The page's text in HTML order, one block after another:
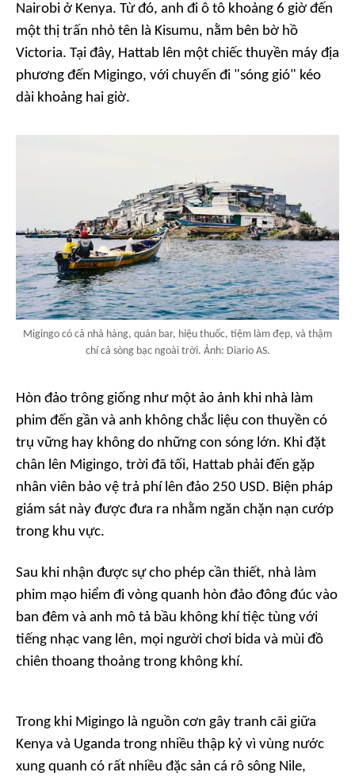
Nairobi ở Kenya. Từ đó, anh đi ô tô khoảng 6 giờ đến
một thị trấn nhỏ tên là Kisumu, nằm bên bờ hồ
Victoria. Tại đây, Hattab lên một chiếc thuyền máy địa
phương đến Migingo, với chuyến đi "sóng gió" kéo
dài khoảng hai giờ.
Migingo có cả nhà hàng, quán bar, hiệu thuốc, tiệm làm đẹp, và thậm
chí cả sòng bạc ngoài trời. Ảnh: Diario AS.
Hòn đảo trông giống như một ảo ảnh khi nhà làm
phim đến gần và anh không chắc liệu con thuyền có
trụ vững hay không do những con sóng lớn. Khi đặt
chân lên Migingo, trời đã tối, Hattab phải đến gặp
nhân viên bảo vệ trả phí lên đảo 250 USD. Biện pháp
giám sát này được đưa ra nhằm ngăn chặn nạn cướp
trong khu vực.
Sau khi nhận được sự cho phép cần thiết, nhà làm
phim mạo hiểm đi vòng quanh hòn đảo đông đúc vào
ban đêm và anh mô tả bầu không khí tiệc tùng với
tiếng nhạc vang lên, mọi người chơi bida và mùi đồ
chiên thoang thoảng trong không khí.
Trong khi Migingo là nguồn cơn gây tranh cãi giữa
Kenya và Uganda trong nhiều thập kỷ vì vùng nước
xung quanh có rất nhiều đặc sản cá rô sông Nile,